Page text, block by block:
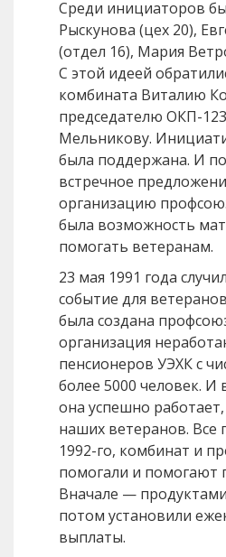
Среди инициаторов
Рыскунова (цех 20),
(отдел 16), Мария
С этой идеей
комбината Виталию
председателю ОКП-
Мельникову.
была поддержана. И
встречное
организацию
была возможность
помогать ветеранам.
23 мая 1991 года
событие для
была создана
организация
пенсионеров УЭХК с
более 5000 человек. И
она успешно
наших ветеранов. Все
1992-го, комбинат и
помогали и помогают
Вначале —
потом установили
выплаты.